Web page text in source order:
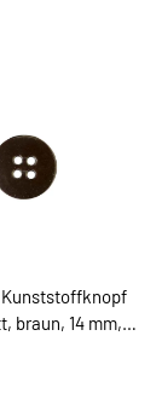
Kunststoffknopf
braun, 14 mm,